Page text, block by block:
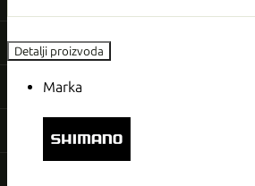
Detalji proizvoda
Marka